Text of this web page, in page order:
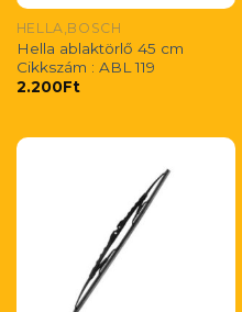
HELLA,BOSCH
Hella ablaktörlő 45 cm
Cikkszám : ABL 119
2.200Ft